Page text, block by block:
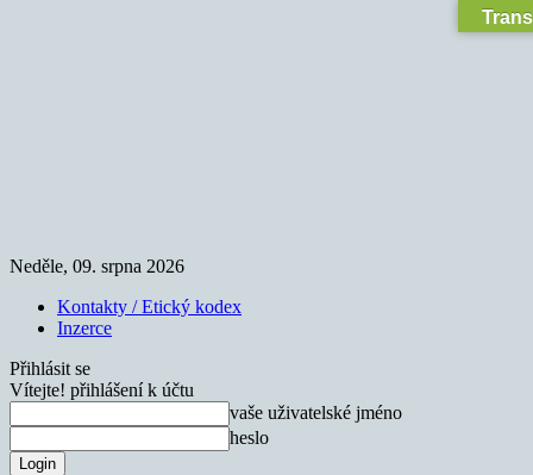
Neděle, 09. srpna 2026
Kontakty / Etický kodex
Inzerce
Přihlásit se
Vítejte! přihlášení k účtu
vaše uživatelské jméno
heslo